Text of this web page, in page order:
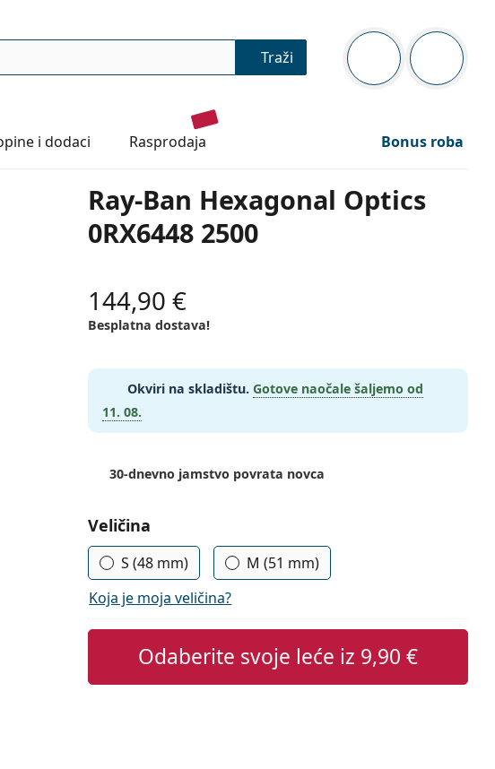
Navigacijska ploča
ste prijavljeni
Traži
i dodaci rasprodaja Bonus roba
Ray-Ban Hexagonal Optics
0RX6448 2500
144,90 €
Besplatna dostava!
Okviri na skladištu. Gotove naočale šaljemo od
11. 08.
30-dnevno jamstvo povrata novca
Odaberite parametre
Veličina
S (48 mm)
M (51 mm)
Koja je moja veličina?
Odaberite svoje leće iz 9,90 €